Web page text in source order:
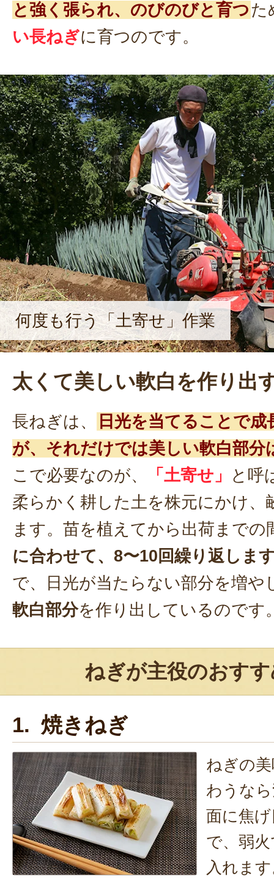
と強く張られ、のびのびと育つた
い長ねぎに育つのです。
何度も行う「土寄せ」作業
太くて美しい軟白を作り出
長ねぎは、
日光を当てることで
が、それだけでは美しい軟白部分
こで必要なのが、
「土寄せ」
と呼
柔らかく耕した土を株元にかけ、
ます。苗を植えてから出荷までの
に合わせて、8〜10回繰り返しま
で、日光が当たらない部分を増や
軟白部分を作り出しているのです
ねぎが主役のおす
1. 焼きねぎ
ねぎの
わうなら
面に焦
で、弱
入れま